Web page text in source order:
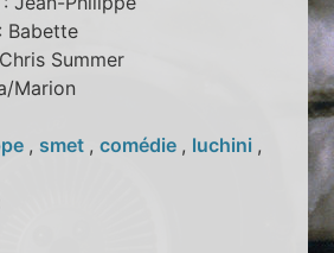
: Babette
Summer
Marion
, smet ,comédie , luchini ,